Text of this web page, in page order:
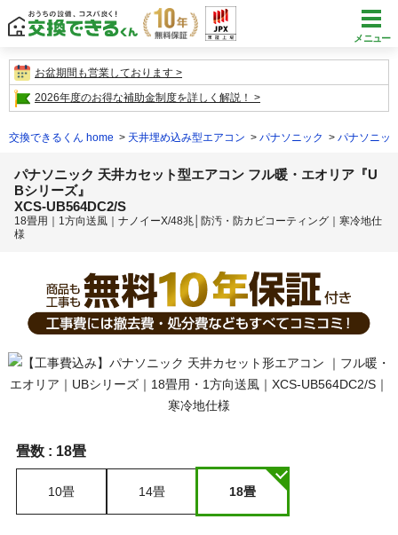
メニュー
お盆期間も営業しております
2026年度のお得な補助金制度を詳しく解説！
交換できるくん home 天井埋め込み型エアコン パナソニック パナソニッ
パナソニック 天井カセット型エアコン フル暖・エオリア『U
Bシリーズ』
XCS-UB564DC2/S
18畳用｜1方向送風｜ナノイーX/48兆│防汚・防カビコーティング｜寒冷地仕
様
畳数 : 18畳
10畳 14畳 18畳